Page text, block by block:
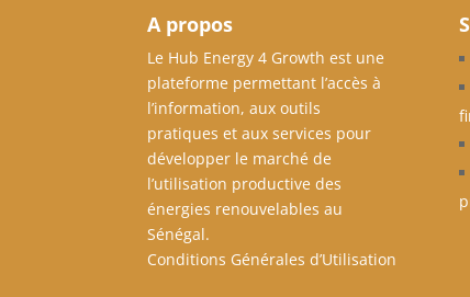
A propos
Le Hub Energy 4 Growth est une
plateforme permettant l’accès à
l’information, aux outils
pratiques et aux services pour
développer le marché de
l’utilisation productive des
énergies renouvelables au
Sénégal.
Conditions Générales d’Utilisation